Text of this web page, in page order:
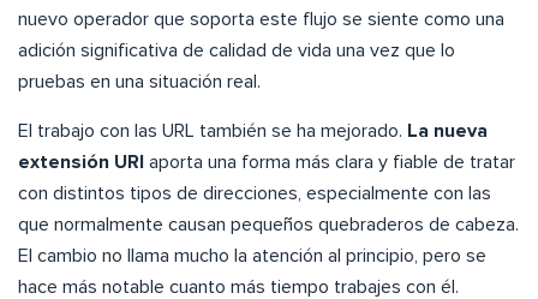
nuevo operador que soporta este flujo se siente como una
adición significativa de calidad de vida una vez que lo
pruebas en una situación real.
El trabajo con las URL también se ha mejorado. La nueva
extensión URI aporta una forma más clara y fiable de tratar
con distintos tipos de direcciones, especialmente con las
que normalmente causan pequeños quebraderos de cabeza.
El cambio no llama mucho la atención al principio, pero se
hace más notable cuanto más tiempo trabajes con él.